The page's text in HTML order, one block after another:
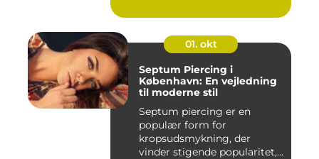
01. okt
Septum Piercing i
København: En vejledning
til moderne stil
Septum piercing er en
populær form for
kropsudsmykning, der
vinder stigende popularitet,